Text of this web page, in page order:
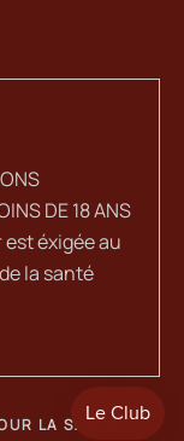
DE 18 ANS
éxigée au
la santé
LA SANTE. A